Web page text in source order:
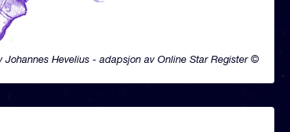
Johannes Hevelius - adapsjon av Online Star Register ©